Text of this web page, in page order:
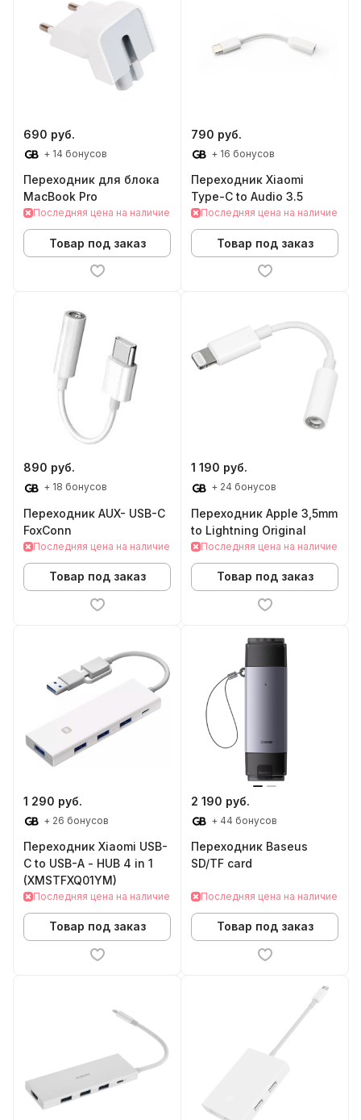
690 руб.
+ 14 бонусов
Переходник для блока
MacBook Pro
Последняя цена на наличие
Товар под заказ
790 руб.
+ 16 бонусов
Переходник Xiaomi
Type-C to Audio 3.5
Последняя цена на наличие
Товар под заказ
890 руб.
+ 18 бонусов
Переходник AUX- USB-C
FoxConn
Последняя цена на наличие
Товар под заказ
1 190 руб.
+ 24 бонусов
Переходник Apple 3,5mm
to Lightning Original
Последняя цена на наличие
Товар под заказ
1 290 руб.
+ 26 бонусов
Переходник Xiaomi USB-
C to USB-A - HUB 4 in 1
(XMSTFXQ01YM)
Последняя цена на наличие
Товар под заказ
2 190 руб.
+ 44 бонусов
Переходник Baseus
SD/TF card
Последняя цена на наличие
Товар под заказ